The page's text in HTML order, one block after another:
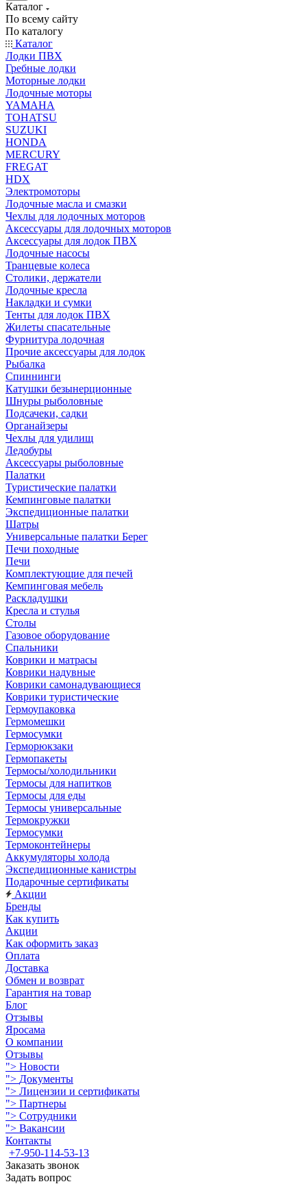
Каталог
По всему сайту
По каталогу
Каталог
Лодки ПВХ
Гребные лодки
Моторные лодки
Лодочные моторы
YAMAHA
TOHATSU
SUZUKI
HONDA
MERCURY
FREGAT
HDX
Электромоторы
Лодочные масла и смазки
Чехлы для лодочных моторов
Аксессуары для лодочных моторов
Аксессуары для лодок ПВХ
Лодочные насосы
Транцевые колеса
Столики, держатели
Лодочные кресла
Накладки и сумки
Тенты для лодок ПВХ
Жилеты спасательные
Фурнитура лодочная
Прочие аксессуары для лодок
Рыбалка
Спиннинги
Катушки безынерционные
Шнуры рыболовные
Подсачеки, садки
Органайзеры
Чехлы для удилищ
Ледобуры
Аксессуары рыболовные
Палатки
Туристические палатки
Кемпинговые палатки
Экспедиционные палатки
Шатры
Универсальные палатки Берег
Печи походные
Печи
Комплектующие для печей
Кемпинговая мебель
Раскладушки
Кресла и стулья
Столы
Газовое оборудование
Спальники
Коврики и матрасы
Коврики надувные
Коврики самонадувающиеся
Коврики туристические
Гермоупаковка
Гермомешки
Гермосумки
Герморюкзаки
Гермопакеты
Термосы/холодильники
Термосы для напитков
Термосы для еды
Термосы универсальные
Термокружки
Термосумки
Термоконтейнеры
Аккумуляторы холода
Экспедиционные канистры
Подарочные сертификаты
Акции
Бренды
Как купить
Акции
Как оформить заказ
Оплата
Доставка
Обмен и возврат
Гарантия на товар
Блог
Отзывы
Яросама
О компании
Отзывы
"> Новости
"> Документы
"> Лицензии и сертификаты
"> Партнеры
"> Сотрудники
"> Вакансии
Контакты
+7-950-114-53-13
Заказать звонок
Задать вопрос